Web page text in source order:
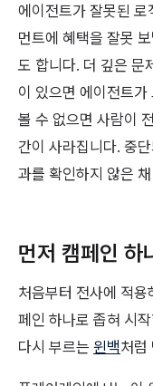
에이전트가 잘못된
먼트에 혜택을 잘못
도 합니다. 더 깊은 문
이 있으면 에이전트
볼 수 없으면 사람이
간이 사라집니다. 중
과를 확인하지 않은
먼저 캠페인 하
처음부터 전사에 적
페인 하나로 좁혀 시
다시 부르는 윈백처럼